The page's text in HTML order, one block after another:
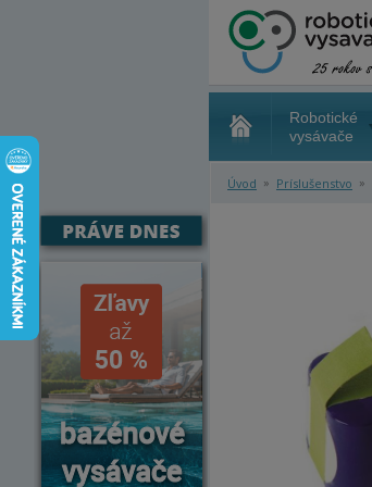
Robotické
vysávače
Úvod » Príslušenstvo »